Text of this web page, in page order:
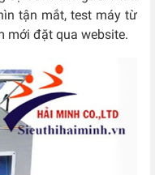
tận mắt, test máy từ
mới đặt qua website.